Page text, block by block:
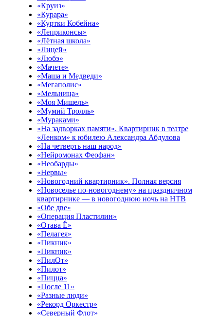
«Круиз»
«Курара»
«Куртки Кобейна»
«Леприконсы»
«Лётная школа»
«Лицей»
«Любэ»
«Мачете»
«Маша и Медведи»
«Мегаполис»
«Мельница»
«Моя Мишель»
«Мумий Тролль»
«Мураками»
«На задворках памяти». Квартирник в театре
«Ленком» к юбилею Александра Абдулова
«На четверть наш народ»
«Нейромонах Феофан»
«Необарды»
«Нервы»
«Новогодний квартирник». Полная версия
«Новоселье по-новогоднему» на праздничном
квартирнике — в новогоднюю ночь на НТВ
«Обе две»
«Операция Пластилин»
«Отава Ё»
«Пелагея»
«Пикник»
«Пикник»
«ПилОт»
«Пилот»
«Пицца»
«После 11»
«Разные люди»
«Рекорд Оркестр»
«Северный Флот»